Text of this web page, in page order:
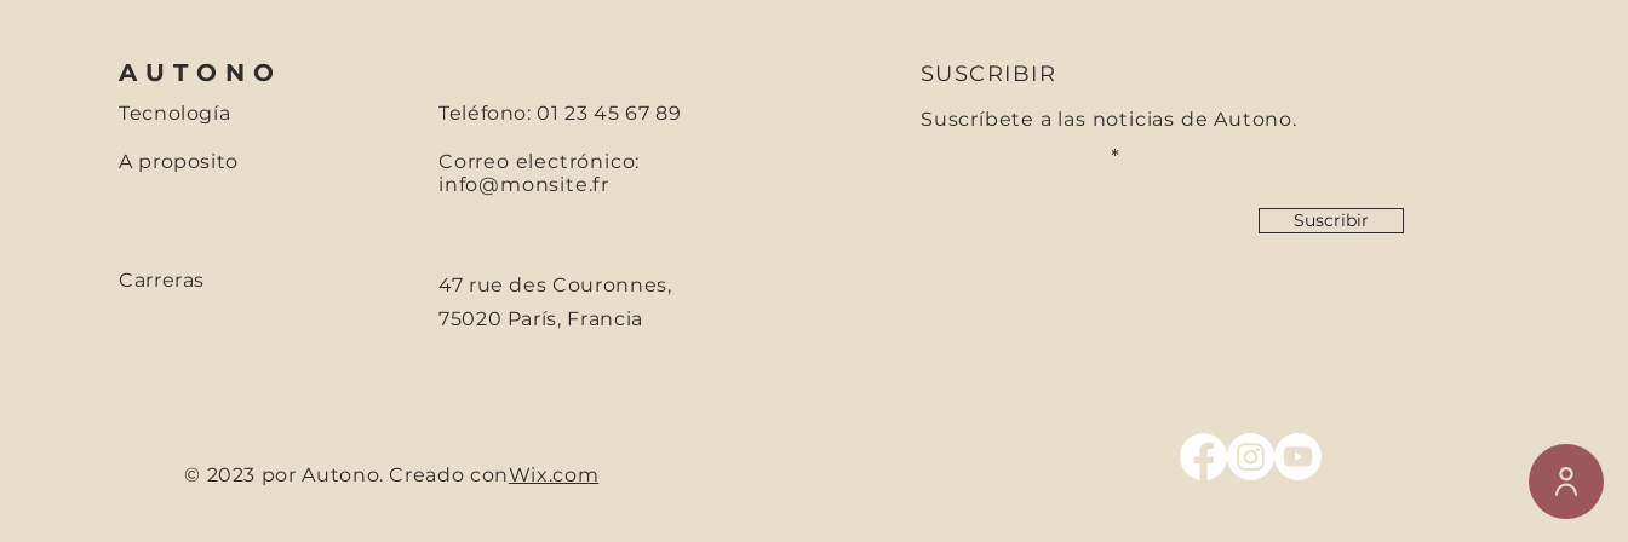
AUTONO
Tecnología
A proposito
Carreras
Teléfono: 01 23 45 67 89
Correo electrónico:
info@monsite.fr
47 rue des Couronnes,
75020 París, Francia
SUSCRIBIR
Suscríbete a las noticias de Autono.
Suscribir
© 2023 por Autono. Creado conWix.com